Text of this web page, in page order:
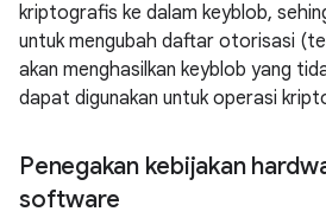
kriptografis ke dalam keyblob,
untuk mengubah daftar otorisasi
akan menghasilkan keyblob yang
dapat digunakan untuk operasi
Penegakan kebijakan
software